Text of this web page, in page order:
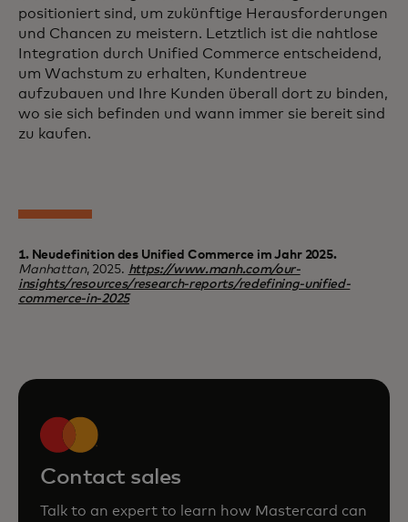
positioniert sind, um zukünftige Herausforderungen
und Chancen zu meistern. Letztlich ist die nahtlose
Integration durch Unified Commerce entscheidend,
um Wachstum zu erhalten, Kundentreue
aufzubauen und Ihre Kunden überall dort zu binden,
wo sie sich befinden und wann immer sie bereit sind
zu kaufen.
1. Neudefinition des Unified Commerce im Jahr 2025.
Manhattan, 2025. https://www.manh.com/our-
insights/resources/research-reports/redefining-unified-
commerce-in-2025
Contact sales
Talk to an expert to learn how Mastercard can